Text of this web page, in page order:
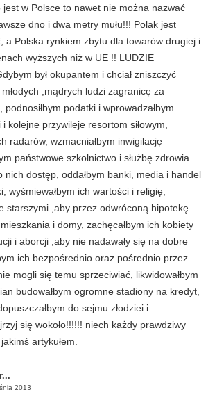
jest w Polsce to nawet nie można nazwać
dno i dwa metry mułu!!! Polak jest
a Polska rynkiem zbytu dla towarów drugiej i
wyższych niż w UE !! LUDZIE
był okupantem i chciał zniszczyć
,mądrych ludzi zagranicę za
podatki i wprowadzałbym
kolejne przywileje resortom siłowym,
radarów, wzmacniałbym inwigilację
państwowe szkolnictwo i służbę zdrowia
nich dostęp, oddałbym banki, media i handel
wyśmiewałbym ich wartości i religię,
starszymi ,aby przez odwróconą hipotekę
i domy, zachęcałbym ich kobiety
i aborcji ,aby nie nadawały się na dobre
ich bezpośrednio oraz pośrednio przez
mogli się temu sprzeciwiać, likwidowałbym
budowałbym ogromne stadiony na kredyt,
do sejmu złodziei i
się wokoło!!!!!! niech każdy prawdziwy
artykułem.
2013